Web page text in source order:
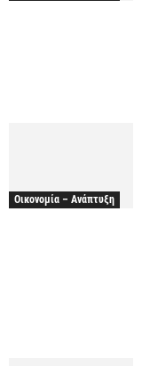
Οικονομία – Ανάπτυξη